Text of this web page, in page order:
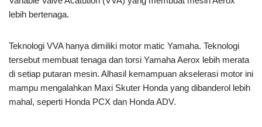
lebih bertenaga.
Teknologi VVA hanya dimiliki motor matic Yamaha. Teknologi
tersebut membuat tenaga dan torsi Yamaha Aerox lebih merata
di setiap putaran mesin. Alhasil kemampuan akselerasi motor ini
mampu mengalahkan Maxi Skuter Honda yang dibanderol lebih
mahal, seperti Honda PCX dan Honda ADV.